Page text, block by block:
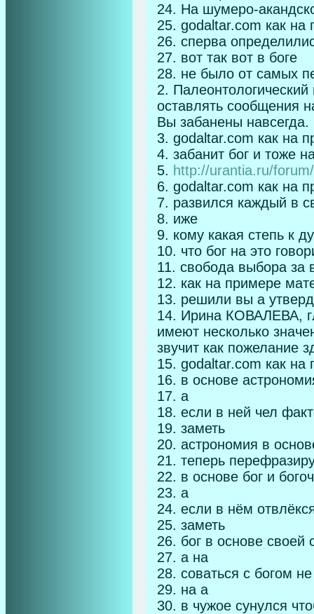
24. На шумеро-
25. godaltar.com как на
26. сперва
27. вот так вот в боге
28. не было от самых
2.
оставлять сообщения
Вы забанены навсегда.
3. godaltar.com как на
4. забанит бог и тоже
5. http://urantia.ru/
6. godaltar.com как на
7. развился каждый в
8. иже
9. кому какая степь к
10. что бог на это
11. свобода выбора за
12. как на примере
13. решили вы а
14. Ирина КОВАЛЕВА,
имеют несколько
звучит как пожелание
15. godaltar.com как на
16. в основе
17. а
18. если в ней чел
19. заметь
20. астрономия в
21. теперь
22. в основе бог и
23. а
24. если в нём
25. заметь
26. бог в основе
27. а на
28. соваться с богом
29. на а
30. в чужое сунулся